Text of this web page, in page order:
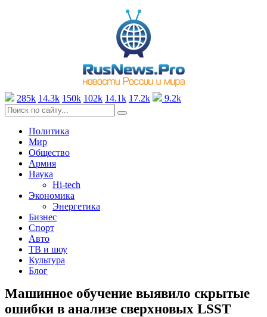
285k 14.3k 150k 102k 14.1k 17.2k 9.2k
Политика
Мир
Общество
Армия
Наука
Hi-tech
Экономика
Энергетика
Бизнес
Спорт
Авто
ТВ и шоу
Культура
Блог
Машинное обучение выявило скрытые
ошибки в анализе сверхновых LSST